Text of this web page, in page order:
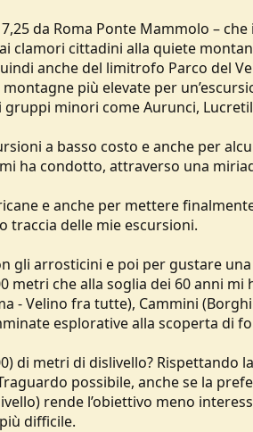
da Roma Ponte Mammolo – che
clamori cittadini alla quiete
anche del limitrofo Parco del
più elevate per
minori come Aurunci,
a basso costo e anche per
ha condotto, attraverso una
e anche per mettere
traccia delle mie escursioni.
gli arrosticini e poi per gustare
metri che alla soglia dei 60 anni mi
- Velino fra tutte), Cammini (Borghi
esplorative alla scoperta di
di metri di dislivello? Rispettando la
possibile, anche se la
rende l’obiettivo meno
difficile.